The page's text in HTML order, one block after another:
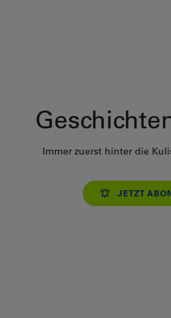
Immer zuerst hinter die
JETZT